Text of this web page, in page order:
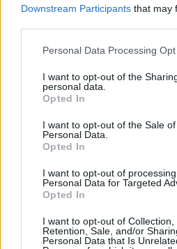
Downstream Participants that may
Please note that this website/app
not limited to your visit or usage
grant or deny consent to Google
use your data for below specified
consent section.
Personal Data Processing
I want to opt-out of the
personal data.
Opted In
I want to opt-out of the Sale
Personal Data.
Opted In
I want to opt-out of
Personal Data for Targeted
Opted In
I want to opt-out of Collection,
Retention, Sale, and/or
Personal Data that Is
Disfrutar del
sin presión
leucemia
efectos y
14 julio, 2026
Ahorro de agua
verano
12 julio, 2026